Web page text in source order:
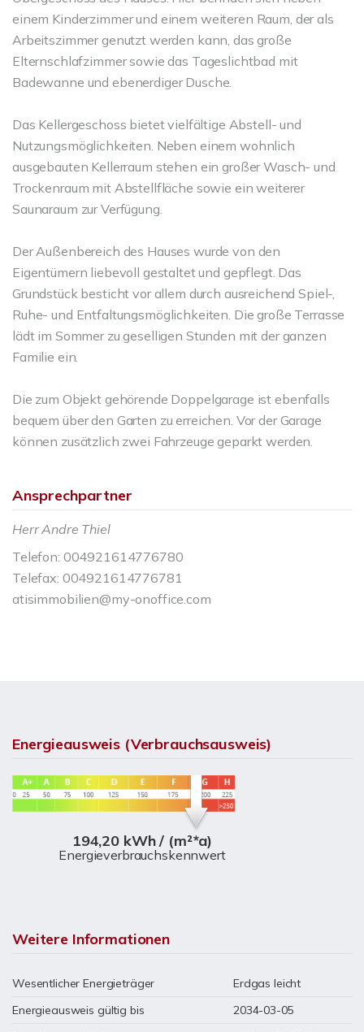
einem Kinderzimmer und einem weiteren Raum, der als
Arbeitszimmer genutzt werden kann, das große
Elternschlafzimmer sowie das Tageslichtbad mit
Badewanne und ebenerdiger Dusche.
Das Kellergeschoss bietet vielfältige Abstell- und
Nutzungsmöglichkeiten. Neben einem wohnlich
ausgebauten Kellerraum stehen ein großer Wasch- und
Trockenraum mit Abstellfläche sowie ein weiterer
Saunaraum zur Verfügung.
Der Außenbereich des Hauses wurde von den
Eigentümern liebevoll gestaltet und gepflegt. Das
Grundstück besticht vor allem durch ausreichend Spiel-,
Ruhe- und Entfaltungsmöglichkeiten. Die große Terrasse
lädt im Sommer zu geselligen Stunden mit der ganzen
Familie ein.
Die zum Objekt gehörende Doppelgarage ist ebenfalls
bequem über den Garten zu erreichen. Vor der Garage
können zusätzlich zwei Fahrzeuge geparkt werden.
Ansprechpartner
Herr Andre Thiel
Telefon: 004921614776780
Telefax: 004921614776781
atisimmobilien@my-onoffice.com
Energieausweis (Verbrauchsausweis)
194,20 kWh / (m²*a)
Energieverbrauchskennwert
Weitere Informationen
Wesentlicher Energieträger
Erdgas leicht
Energieausweis gültig bis
2034-03-05